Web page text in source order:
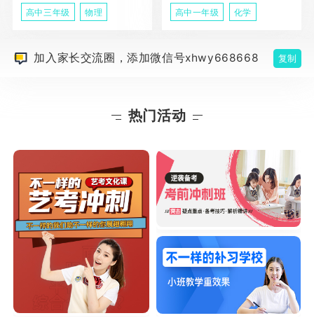
高中三年级 物理 高中一年级 化学
加入家长交流圈，添加微信号xhwy668668 复制
热门活动